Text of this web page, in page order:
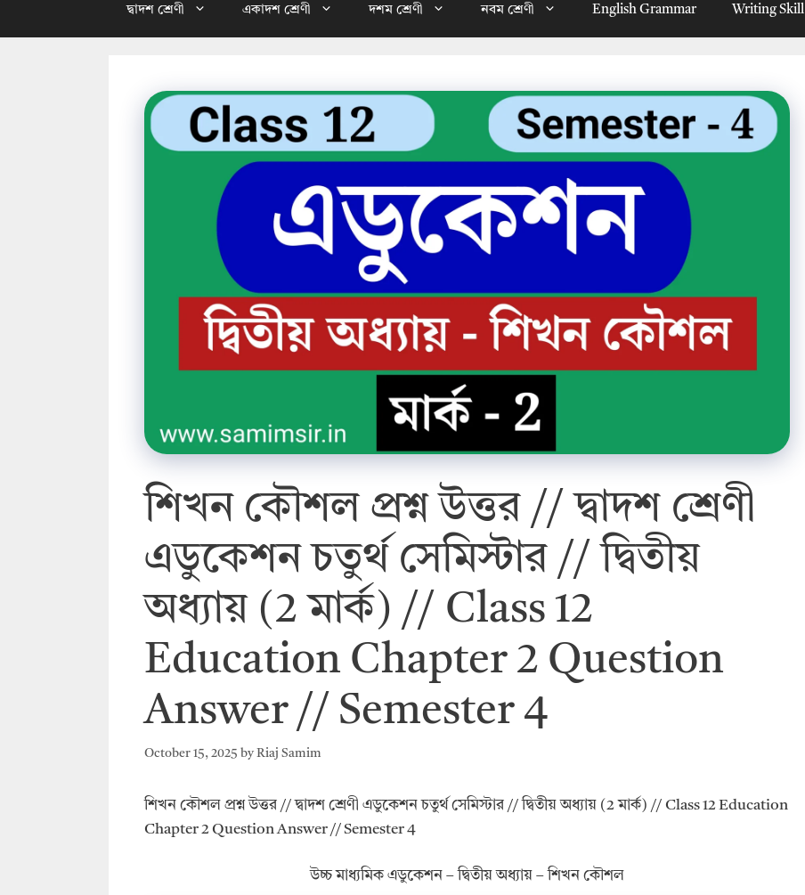
দ্বাদশ শ্রেণী একাদশ শ্রেণী দশম শ্রেণী নবম শ্রেণী English Grammar Writing Skill
শিখন কৌশল প্রশ্ন উত্তর // দ্বাদশ শ্রেণী
এডুকেশন চতুর্থ সেমিস্টার // দ্বিতীয়
অধ্যায় (2 মার্ক) // Class 12
Education Chapter 2 Question
Answer // Semester 4
October 15, 2025 by Riaj Samim
শিখন কৌশল প্রশ্ন উত্তর // দ্বাদশ শ্রেণী এডুকেশন চতুর্থ সেমিস্টার // দ্বিতীয় অধ্যায় (2 মার্ক) // Class 12 Education
Chapter 2 Question Answer // Semester 4
উচ্চ মাধ্যমিক এডুকেশন – দ্বিতীয় অধ্যায় – শিখন কৌশল